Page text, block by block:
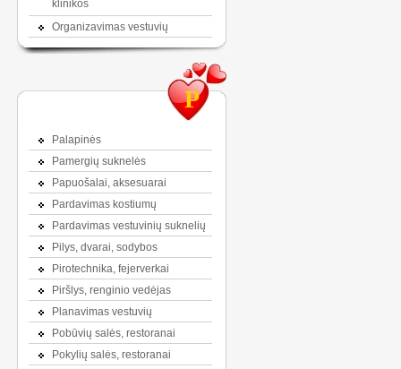
klinikos
Organizavimas vestuvių
P
Palapinės
Pamergių suknelės
Papuošalai, aksesuarai
Pardavimas kostiumų
Pardavimas vestuvinių suknelių
Pilys, dvarai, sodybos
Pirotechnika, fejerverkai
Piršlys, renginio vedėjas
Planavimas vestuvių
Pobūvių salės, restoranai
Pokylių salės, restoranai